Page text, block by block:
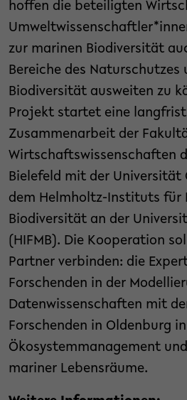
hoffen die beteiligten
zur marinen Biodiversität
Bereiche des Naturschutzes
Biodiversität ausweiten zu
Projekt startet eine
Zusammenarbeit der
Wirtschaftswissenschaften
Bielefeld mit der Universität
dem Helmholtz-Instituts für
Biodiversität an der
(HIFMB). Die Kooperation
Partner verbinden: die
Forschenden in der
Datenwissenschaften mit
Forschenden in Oldenburg
Ökosystemmanagement
mariner Lebensräume.